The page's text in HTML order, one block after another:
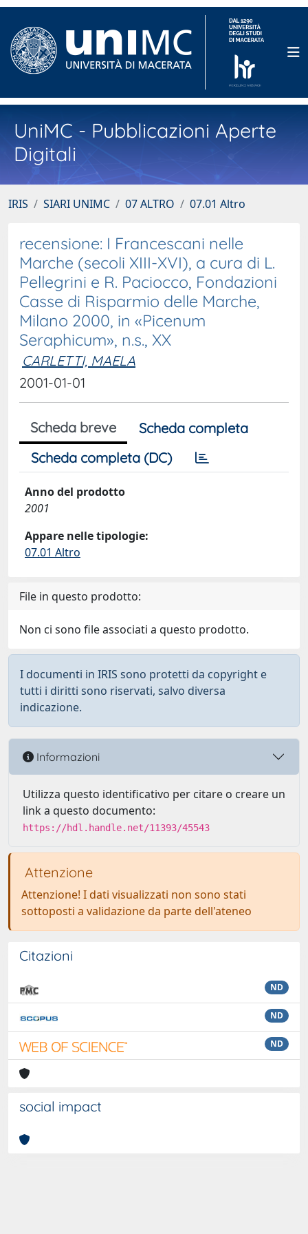
UniMC - Pubblicazioni Aperte
Digitali
IRIS SIARI UNIMC 07 ALTRO 07.01 Altro
recensione: I Francescani nelle
Marche (secoli XIII-XVI), a cura di L.
Pellegrini e R. Paciocco, Fondazioni
Casse di Risparmio delle Marche,
Milano 2000, in «Picenum
Seraphicum», n.s., XX
CARLETTI, MAELA
2001-01-01
Scheda breve
Scheda completa
Scheda completa (DC)
Anno del prodotto
2001
Appare nelle tipologie:
07.01 Altro
File in questo prodotto:
Non ci sono file associati a questo prodotto.
I documenti in IRIS sono protetti da copyright e
tutti i diritti sono riservati, salvo diversa
indicazione.
Informazioni
Utilizza questo identificativo per citare o creare un
link a questo documento:
https://hdl.handle.net/11393/45543
Attenzione
Attenzione! I dati visualizzati non sono stati
sottoposti a validazione da parte dell'ateneo
Citazioni
ND
ND
ND
social impact